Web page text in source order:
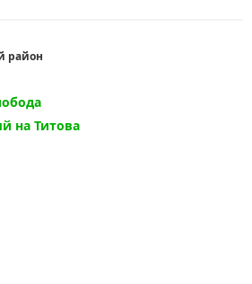
район
на Титова